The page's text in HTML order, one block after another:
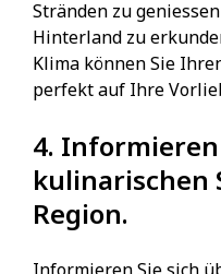
Stränden zu
Hinterland zu
Klima können Sie
perfekt auf Ihre
4.
kulinarischen
Region.